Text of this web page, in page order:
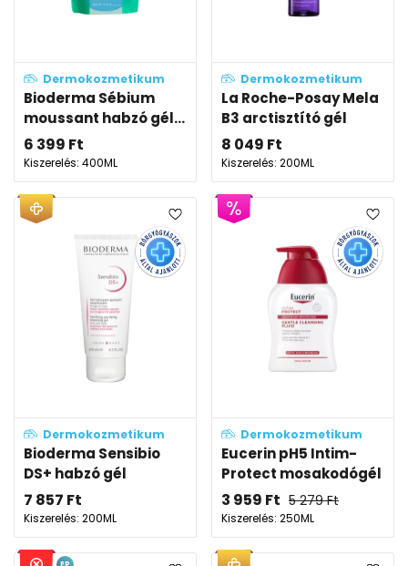
Dermokozmetikum
Bioderma Sébium
moussant habzó gél...
6 399 Ft
Kiszerelés: 400ML
Dermokozmetikum
La Roche-Posay Mela
B3 arctisztító gél
8 049 Ft
Kiszerelés: 200ML
Dermokozmetikum
Bioderma Sensibio
DS+ habzó gél
7 857 Ft
Kiszerelés: 200ML
Dermokozmetikum
Eucerin pH5 Intim-
Protect mosakodógél
3 959 Ft 5 279Ft
Kiszerelés: 250ML